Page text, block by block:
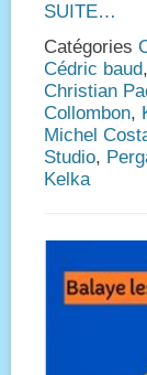
SUITE…
Catégories
Cédric baud,
Christian
Collombon,
Michel
Studio,
Kelka